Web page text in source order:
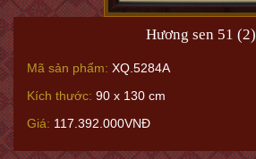
Hương sen 51 (2)
Mã sản phẩm: XQ.5284A
Kích thước: 90 x 130 cm
Giá: 117.392.000VNĐ